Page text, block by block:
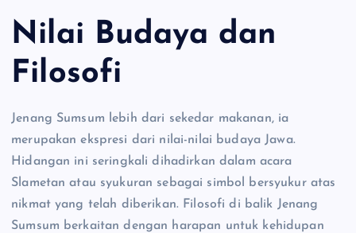
Nilai Budaya dan
Filosofi
Jenang Sumsum lebih dari sekedar makanan, ia
merupakan ekspresi dari nilai-nilai budaya Jawa.
Hidangan ini seringkali dihadirkan dalam acara
Slametan atau syukuran sebagai simbol bersyukur atas
nikmat yang telah diberikan. Filosofi di balik Jenang
Sumsum berkaitan dengan harapan untuk kehidupan